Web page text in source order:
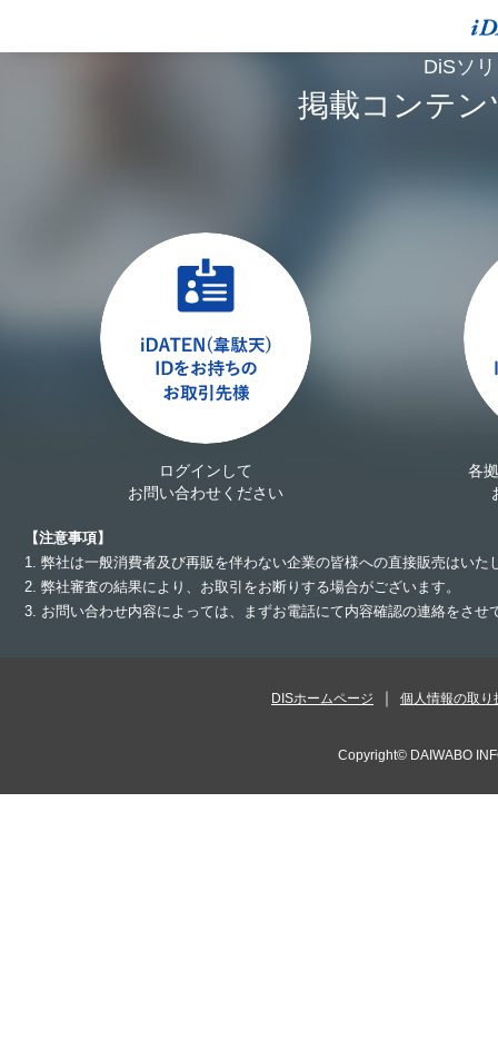
DiSソ
掲載コンテ
ログインして
お問い合わせください
各
【注意事項】
1. 弊社は一般消費者及び再販を伴わない企業の皆様への直接販売はいた
2. 弊社審査の結果により、お取引をお断りする場合がございます。
3. お問い合わせ内容によっては、まずお電話にて内容確認の連絡をさ
DISホームページ 個人情報の取り
Copyright© DAIWABO